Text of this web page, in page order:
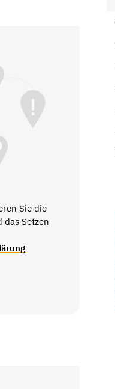
Sie die
das Setzen